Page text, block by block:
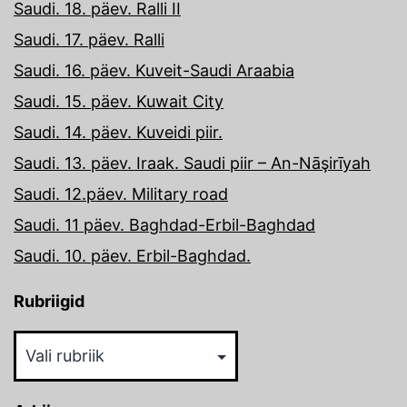
Saudi. 18. päev. Ralli II
Saudi. 17. päev. Ralli
Saudi. 16. päev. Kuveit-Saudi Araabia
Saudi. 15. päev. Kuwait City
Saudi. 14. päev. Kuveidi piir.
Saudi. 13. päev. Iraak. Saudi piir – An-Nāşirīyah
Saudi. 12.päev. Military road
Saudi. 11 päev. Baghdad-Erbil-Baghdad
Saudi. 10. päev. Erbil-Baghdad.
Rubriigid